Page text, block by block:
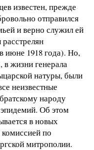
известен, прежде
отправился
и верно служил ей
июне 1918 года). Но,
в жизни генерала
натуры, были
неизвестные
народу
Об этом
в новых
по
митрополии.